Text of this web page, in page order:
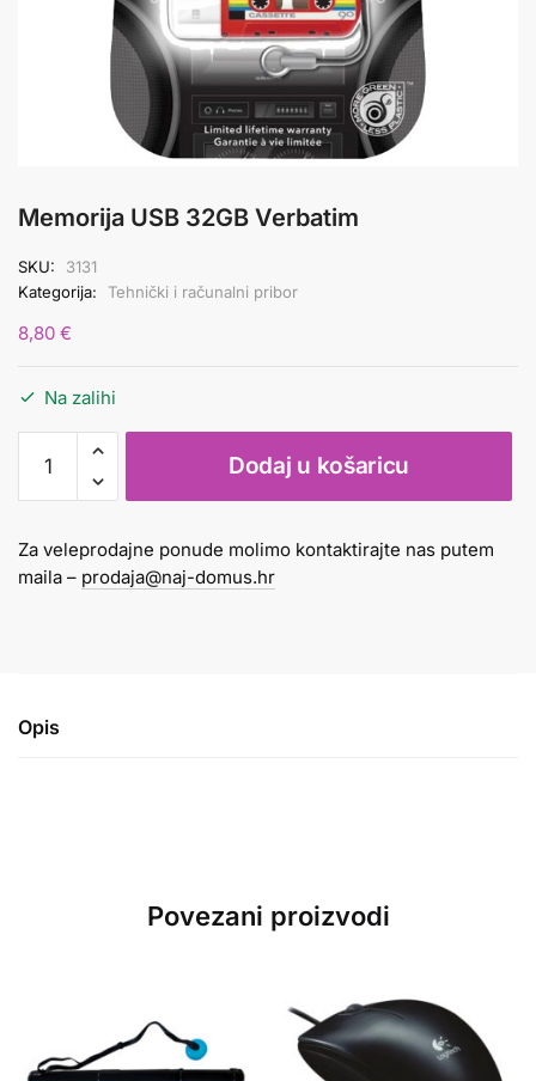
Memorija USB 32GB Verbatim
SKU:
3131
Kategorija:
Tehnički i računalni pribor
8,80 €
Na zalihi
Memorija
USB
32GB
količina
Dodaj u košaricu
Za veleprodajne ponude molimo kontaktirajte nas putem
maila – prodaja@naj-domus.hr
Opis
Povezani proizvodi